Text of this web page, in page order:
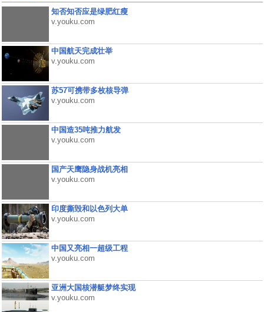
知否知否应是绿肥红瘦
v.youku.com
中国航天完成壮举
v.youku.com
苏57可携带多枚核导弹
v.youku.com
中国造35吨推力航发
v.youku.com
国产天鹰隐身战机亮相
v.youku.com
印度撕毁和以色列大单
v.youku.com
中国又亮相一超级工程
v.youku.com
亚洲大国核潜艇梦终实现
v.youku.com